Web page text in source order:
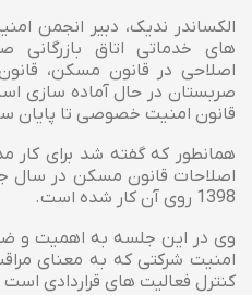
الکساندر ندیک، دبیر انجمن
های خدماتی اتاق بازرگانی
اصلاحی در قانون مسکن،
صربستان در حال آماده سازی
قانون امنیت خصوصی تا
همانطور که گفته شد برای کار
اصلاحات قانون مسکن در سال
1398 روی آن کار شده است.
وی در این جلسه به اهمیت و
امنیت شرکتی که به معنای
کنترل فعالیت های قراردادی است